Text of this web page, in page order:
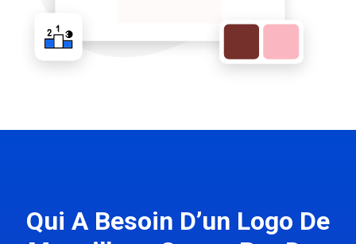
Qui A Besoin D’un Logo De